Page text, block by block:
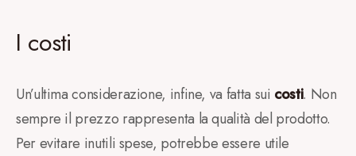
I costi
Un’ultima considerazione, infine, va fatta sui costi. Non
sempre il prezzo rappresenta la qualità del prodotto.
Per evitare inutili spese, potrebbe essere utile